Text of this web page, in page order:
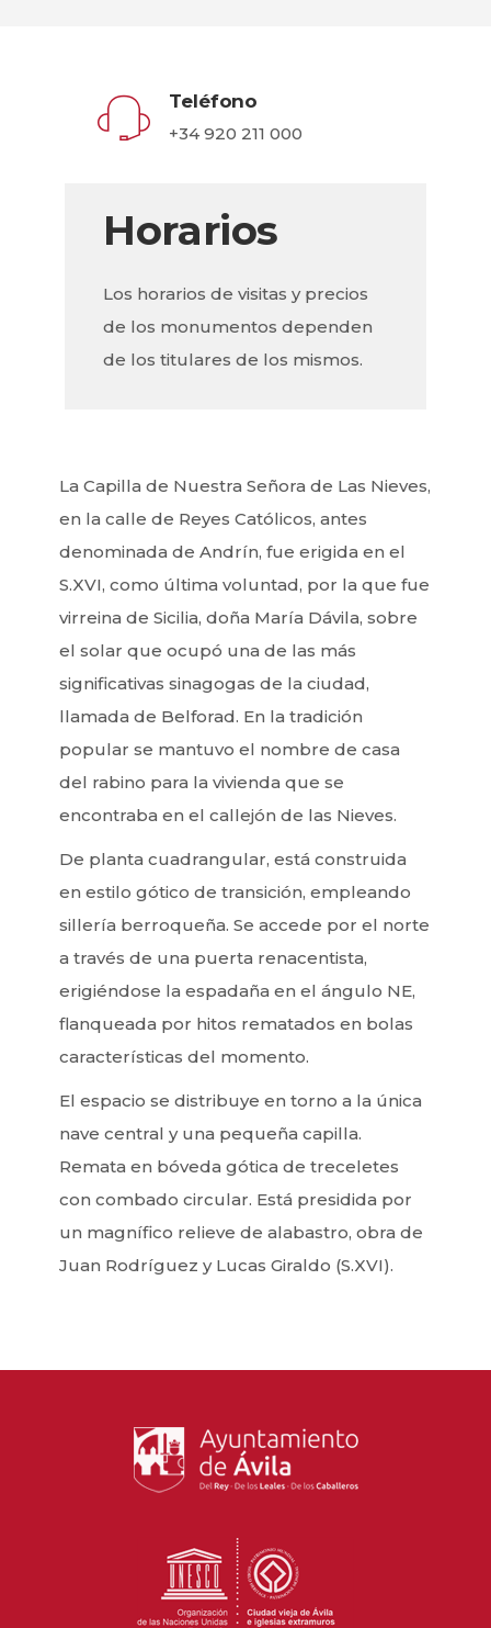
Teléfono
+34 920 211 000
Horarios
Los horarios de visitas y precios
de los monumentos dependen
de los titulares de los mismos.
La Capilla de Nuestra Señora de Las Nieves,
en la calle de Reyes Católicos, antes
denominada de Andrín, fue erigida en el
S.XVI, como última voluntad, por la que fue
virreina de Sicilia, doña María Dávila, sobre
el solar que ocupó una de las más
significativas sinagogas de la ciudad,
llamada de Belforad. En la tradición
popular se mantuvo el nombre de casa
del rabino para la vivienda que se
encontraba en el callejón de las Nieves.
De planta cuadrangular, está construida
en estilo gótico de transición, empleando
sillería berroqueña. Se accede por el norte
a través de una puerta renacentista,
erigiéndose la espadaña en el ángulo NE,
flanqueada por hitos rematados en bolas
características del momento.
El espacio se distribuye en torno a la única
nave central y una pequeña capilla.
Remata en bóveda gótica de treceletes
con combado circular. Está presidida por
un magnífico relieve de alabastro, obra de
Juan Rodríguez y Lucas Giraldo (S.XVI).